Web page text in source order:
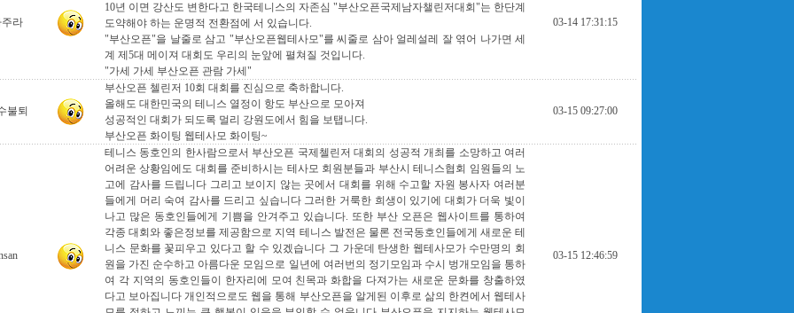
주라
10년 이면 강산도 변한다고 한국테니스의 자존심 "부산오픈국제남자챌린저대회"는 한단계
도약해야 하는 운명적 전환점에 서 있습니다.
"부산오픈"을 날줄로 삼고 "부산오픈웹테사모"를 씨줄로 삼아 얼레설레 잘 엮어 나가면 세
계 제5대 메이져 대회도 우리의 눈앞에 펼쳐질 것입니다.
"가세 가세 부산오픈 관람 가세"
03-14 17:31:15
불퇴
부산오픈 첼린저 10회 대회를 진심으로 축하합니다.
올해도 대한민국의 테니스 열정이 항도 부산으로 모아져
성공적인 대회가 되도록 멀리 강원도에서 힘을 보탭니다.
부산오픈 화이팅 웹테사모 화이팅~
03-15 09:27:00
테니스 동호인의 한사람으로서 부산오픈 국제첼린저 대회의 성공적 개최를 소망하고 여러
어려운 상황임에도 대회를 준비하시는 테사모 회원분들과 부산시 테니스협회 임원들의 노
고에 감사를 드립니다 그리고 보이지 않는 곳에서 대회를 위해 수고할 자원 봉사자 여러분
들에게 머리 숙여 감사를 드리고 싶습니다 그러한 거룩한 희생이 있기에 대회가 더욱 빛이
나고 많은 동호인들에게 기쁨을 안겨주고 있습니다. 또한 부산 오픈은 웹사이트를 통하여
각종 대회와 좋은정보를 제공함으로 지역 테니스 발전은 물론 전국동호인들에게 새로운 테
니스 문화를 꽃피우고 있다고 할 수 있겠습니다 그 가운데 탄생한 웹테사모가 수만명의 회
원을 가진 순수하고 아름다운 모임으로 일년에 여러번의 정기모임과 수시 벙개모임을 통하
여 각 지역의 동호인들이 한자리에 모여 친목과 화합을 다져가는 새로운 문화를 창출하였
다고 보아집니다 개인적으로도 웹을 통해 부산오픈을 알게된 이후로 삶의 한켠에서 웹테사
03-15 12:46:59